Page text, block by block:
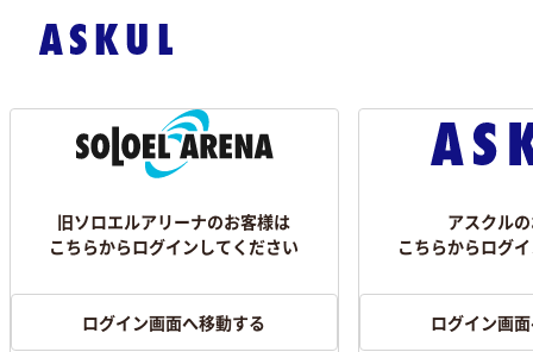
旧ソロエルアリーナのお客様は
こちらからログインしてください
ログイン画面へ移動する
アスクル
こちらからログ
ログイン画